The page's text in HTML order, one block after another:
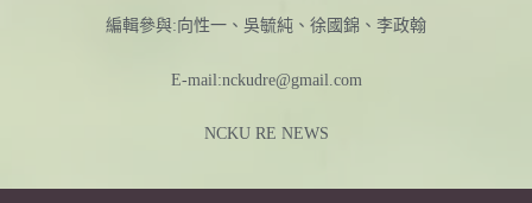
編輯參與:向性一、吳毓純、徐國錦、李政翰
E-mail:nckudre@gmail.com
NCKU RE NEWS